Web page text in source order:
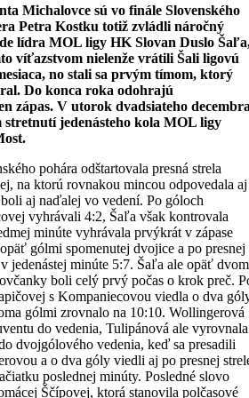
Michalovce sú vo finále Slovenského
Petra Kostku totiž zvládli náročný
lídra MOL ligy HK Slovan Duslo
víťazstvom nielenže vrátili Šali ligovú
no stali sa prvým tímom, ktorý
Do konca roka odohrajú
zápas. V utorok dvadsiateho
jedenásteho kola MOL ligy
pohára odštartovala presná strela
na ktorú rovnakou mincou odpovedala aj
aj naďalej vo vedení. Po góloch
vyhrávali 4:2, Šaľa však kontrovala
minúte vyhrávala prvýkrát v zápase
gólmi spomenutej dvojice a po presnej
jedenástej minúte 5:7. Šaľa ale opäť
boli celý prvý počas o krok preč.
s Kompaniecovou viedla o dva
gólmi zrovnalo na 10:10. Wollingerová
do vedenia, Tulipánová ale
dvojgólového vedenia, keď sa presadili
a o dva góly viedli aj po presnej
poslednej minúty. Posledné slovo
Ščípovej, ktorá stanovila polčasové